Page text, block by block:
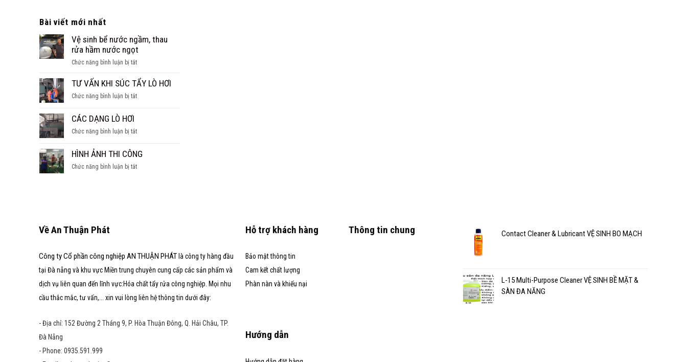
Bài viết mới nhất
Vệ sinh bể nước ngầm, thau
rửa hầm nước ngọt
Chức năng bình luận bị tắtở
sinh
nước
rửa
nước
ngọt
TƯ VẤN KHI SÚC TẨY LÒ HƠI
Chức năng bình luận bị tắtở
SÚC
LÒ
HƠI
CÁC DẠNG LÒ HƠI
Chức năng bình luận bị tắtở
DẠNG
HƠI
HÌNH ẢNH THI CÔNG
Chức năng bình luận bị tắtở
Về An Thuận Phát
Công ty Cổ phần công nghiệp AN THUẬN PHÁTlà công ty hàng đầu
tại Đà nẵng và khu vực Miền trung chuyên cung cấp các sản phẩm và
dịch vụ liên quan đến lĩnh vực:Hóa chất tẩy rửa công nghiệp. Mọi nhu
cầu thắc mắc, tư vấn,... xin vui lòng liên hệ thông tin dưới đây:
- Địa chỉ: 152 Đường 2 Tháng 9, P. Hòa Thuận Đông, Q. Hải Châu, TP.
Đà Nẵng
- Phone: 0935.591.999
Hỗ trợ khách hàng
Bảo mật thông tin
Cam kết chất lượng
Phàn nàn và khiếu nại
Hướng dẫn
Thông tin chung Contact Cleaner & Lubricant VỆ SINH BO MẠCH
L-15 Multi-Purpose Cleaner VỆ SINH BỀ MẶT &
SÀN ĐA NĂNG